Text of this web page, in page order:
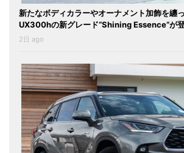
新たなボディカラーやオーナメント加飾を纏
UX300hの新グレード“Shining Essence”が
2日 ago